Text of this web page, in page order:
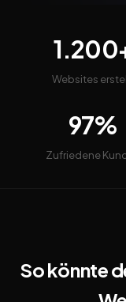
Websites
97%
Zufriedene
So könnte